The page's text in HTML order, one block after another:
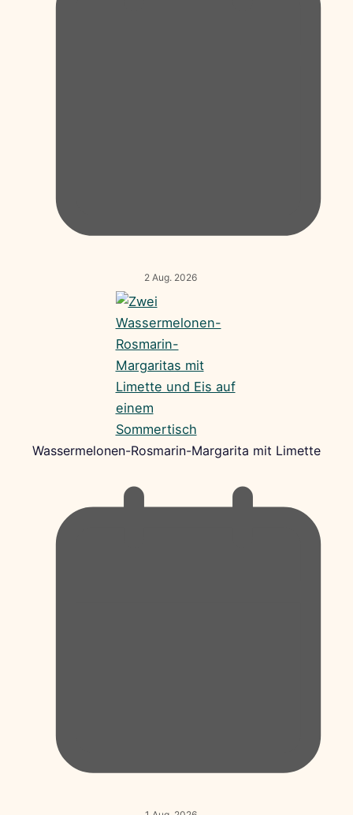
2 Aug. 2026
Wassermelonen-Rosmarin-Margarita mit Limette